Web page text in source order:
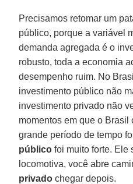
Precisamos retomar um
público, porque a variável
demanda agregada é o
robusto, toda a economia
desempenho ruim. No
investimento público não
investimento privado não
momentos em que o Brasil
gran­de período de tempo
público foi muito forte. Ele
locomotiva, você abre
privado chegar depois.